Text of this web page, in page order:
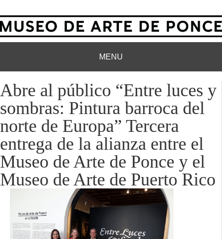
MENU
Abre al público “Entre luces y
sombras: Pintura barroca del
norte de Europa” Tercera
entrega de la alianza entre el
Museo de Arte de Ponce y el
Museo de Arte de Puerto Rico